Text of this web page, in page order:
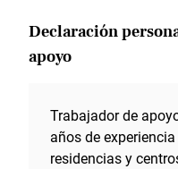
Declaración
apoyo
Trabajador de
años de
residencias y